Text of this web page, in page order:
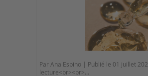
Par Ana Espino | Publié le 01 juillet
lecture<br><br>...